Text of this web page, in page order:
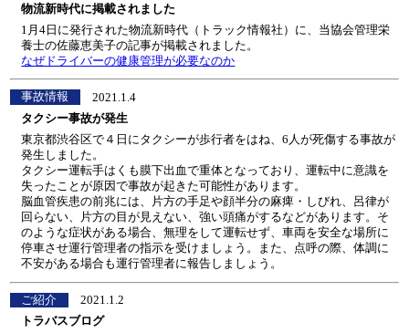
物流新時代に掲載されました
1月4日に発行された物流新時代（トラック情報社）に、当協会管理栄
養士の佐藤恵美子の記事が掲載されました。
なぜドライバーの健康管理が必要なのか
事故情報
2021.1.4
タクシー事故が発生
東京都渋谷区で４日にタクシーが歩行者をはね、6人が死傷する事故が
発生しました。
タクシー運転手はくも膜下出血で重体となっており、運転中に意識を
失ったことが原因で事故が起きた可能性があります。
脳血管疾患の前兆には、片方の手足や顔半分の麻痺・しびれ、呂律が
回らない、片方の目が見えない、強い頭痛がするなどがあります。そ
のような症状がある場合、無理をして運転せず、車両を安全な場所に
停車させ運行管理者の指示を受けましょう。また、点呼の際、体調に
不安がある場合も運行管理者に報告しましょう。
ご紹介
2021.1.2
トラバスブログ